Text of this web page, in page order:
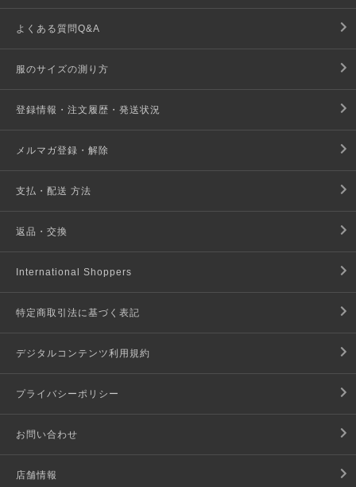
よくある質問Q&A
服のサイズの測り方
登録情報・注文履歴・発送状況
メルマガ登録・解除
支払・配送 方法
返品・交換
International Shoppers
特定商取引法に基づく表記
デジタルコンテンツ利用規約
プライバシーポリシー
お問い合わせ
店舗情報